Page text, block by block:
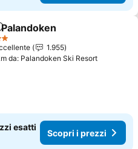
ai preferiti
1.955
da: Palandoken Ski Resort
esatti
Scopri i prezzi